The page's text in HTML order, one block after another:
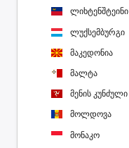
ლიხტენშტეინი
ლუქსემბურგი
მაკედონია
მალტა
მენის კუნძული
მოლდოვა
მონაკო